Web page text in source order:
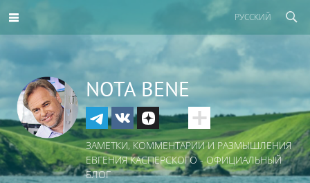
РУССКИЙ
NOTA BENE
ЗАМЕТКИ, КОММЕНТАРИИ И РАЗМЫШЛЕНИЯ
ЕВГЕНИЯ КАСПЕРСКОГО - ОФИЦИАЛЬНЫЙ
БЛОГ